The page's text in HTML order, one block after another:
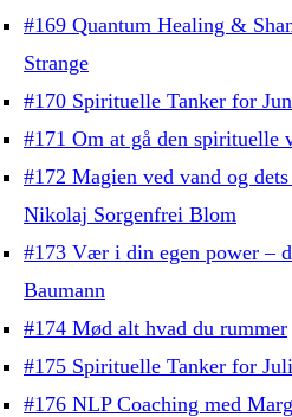
#169 Quantum Healing &
Strange
#170 Spirituelle Tanker for
#171 Om at gå den spirituelle
#172 Magien ved vand og
Nikolaj Sorgenfrei Blom
#173 Vær i din egen power –
Baumann
#174 Mød alt hvad du rummer
#175 Spirituelle Tanker for
#176 NLP Coaching med